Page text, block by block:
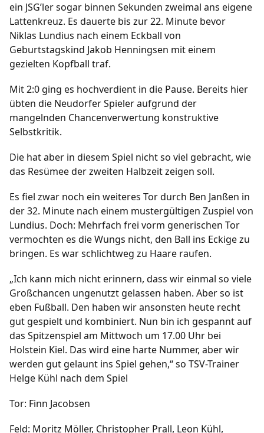
ein JSG’ler sogar binnen Sekunden zweimal ans eigene
Lattenkreuz. Es dauerte bis zur 22. Minute bevor
Niklas Lundius nach einem Eckball von
Geburtstagskind Jakob Henningsen mit einem
gezielten Kopfball traf.
Mit 2:0 ging es hochverdient in die Pause. Bereits hier
übten die Neudorfer Spieler aufgrund der
mangelnden Chancenverwertung konstruktive
Selbstkritik.
Die hat aber in diesem Spiel nicht so viel gebracht, wie
das Resümee der zweiten Halbzeit zeigen soll.
Es fiel zwar noch ein weiteres Tor durch Ben Janßen in
der 32. Minute nach einem mustergültigen Zuspiel von
Lundius. Doch: Mehrfach frei vorm generischen Tor
vermochten es die Wungs nicht, den Ball ins Eckige zu
bringen. Es war schlichtweg zu Haare raufen.
„Ich kann mich nicht erinnern, dass wir einmal so viele
Großchancen ungenutzt gelassen haben. Aber so ist
eben Fußball. Den haben wir ansonsten heute recht
gut gespielt und kombiniert. Nun bin ich gespannt auf
das Spitzenspiel am Mittwoch um 17.00 Uhr bei
Holstein Kiel. Das wird eine harte Nummer, aber wir
werden gut gelaunt ins Spiel gehen,“ so TSV-Trainer
Helge Kühl nach dem Spiel
Tor: Finn Jacobsen
Feld: Moritz Möller, Christopher Prall, Leon Kühl,